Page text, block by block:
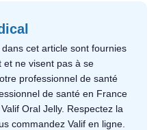
cet article sont fournies
et ne visent pas à se
professionnel de santé
de santé en France
Oral Jelly. Respectez la
commandez Valif en ligne.